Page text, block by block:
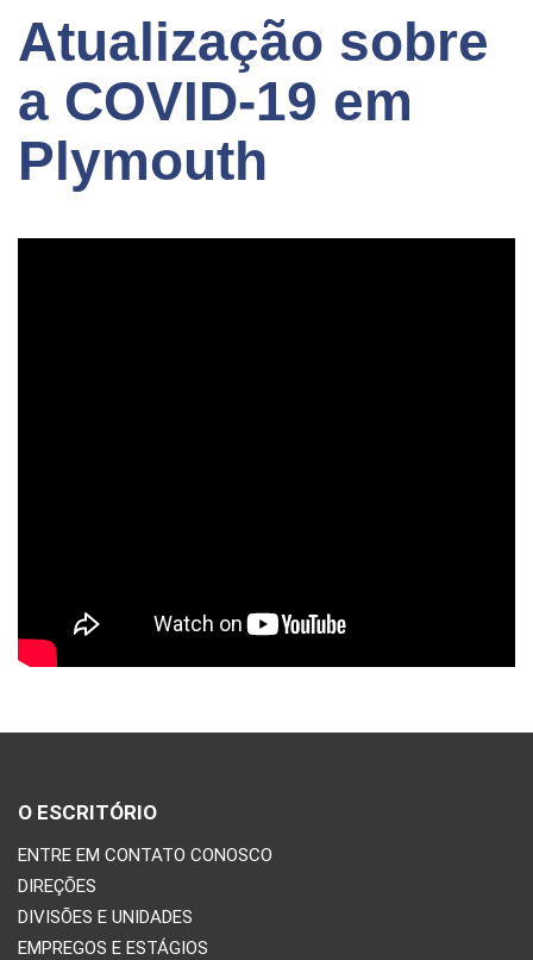
Atualização sobre
a COVID-19 em
Plymouth
O ESCRITÓRIO
ENTRE EM CONTATO CONOSCO
DIREÇÕES
DIVISÕES E UNIDADES
EMPREGOS E ESTÁGIOS